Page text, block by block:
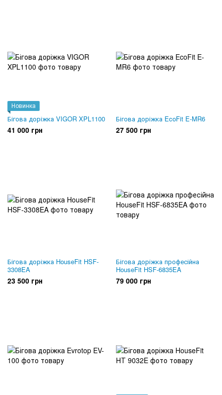
Новинка
Бігова доріжка VIGOR XPL1100
41 000 грн
Бігова доріжка EcoFit E-MR6
27 500 грн
Бігова доріжка HouseFit HSF-
3308EA
23 500 грн
Бігова доріжка професійна
HouseFit HSF-6835EA
79 000 грн